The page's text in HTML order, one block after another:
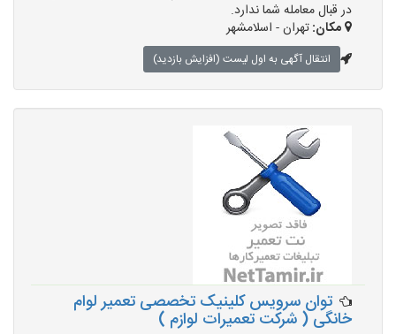
در قبال معامله شما ندارد.
مکان:تهران - اسلامشهر
انتقال آگهی به اول لیست (افزایش بازدید)
توان سرویس کلینیک تخصصی تعمیر لوام
خانگی ( شرکت تعمیرات لوازم )